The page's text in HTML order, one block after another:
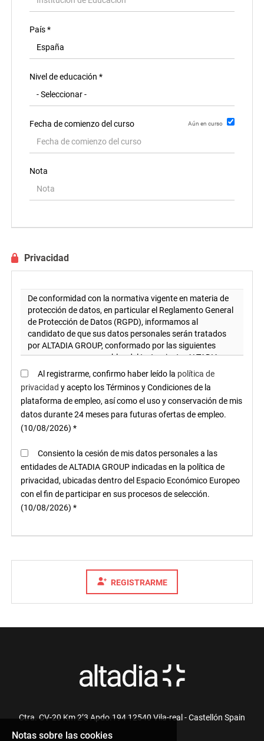
País *
Nivel de educación *
Fecha de comienzo del curso Aún en curso
Año de finalización
Nota
Privacidad
Al registrarme, confirmo haber leído la política de
privacidad y acepto los Términos y Condiciones de la
plataforma de empleo, así como el uso y conservación de mis
datos durante 24 meses para futuras ofertas de empleo.
(10/08/2026) *
Consiento la cesión de mis datos personales a las
entidades de ALTADIA GROUP indicadas en la política de
privacidad, ubicadas dentro del Espacio Económico Europeo
con el fin de participar en sus procesos de selección.
(10/08/2026) *
REGISTRARME
Ctra. CV-20 Km 2’3 Apdo.194 12540 Vila-real - Castellón Spain
Notas sobre las cookies